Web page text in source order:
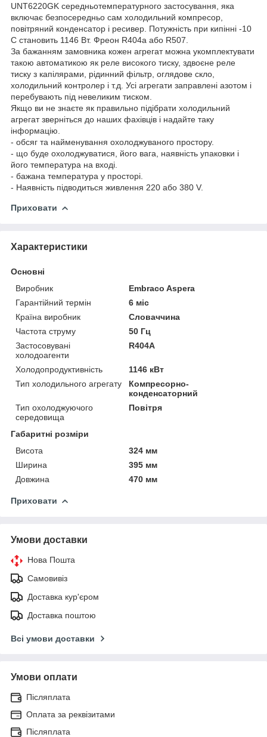
UNT6220GK середньотемпературного застосування, яка
включає безпосередньо сам холодильний компресор,
повітряний конденсатор і ресивер. Потужність при кипінні -10
С становить 1146 Вт. Фреон R404a або R507.
За бажанням замовника кожен агрегат можна укомплектувати
такою автоматикою як реле високого тиску, здвоєне реле
тиску з капілярами, рідинний фільтр, оглядове скло,
холодильний контролер і т.д. Усі агрегати заправлені азотом і
перебувають під невеликим тиском.
Якщо ви не знаєте як правильно підібрати холодильний
агрегат зверніться до наших фахівців і надайте таку
інформацію.
- обсяг та найменування охолоджуваного простору.
- що буде охолоджуватися, його вага, наявність упаковки і
його температура на вході.
- бажана температура у просторі.
- Наявність підводиться живлення 220 або 380 V.
Приховати
Характеристики
Основні
Виробник
Embraco Aspera
Гарантійний термін
6 міс
Країна виробник
Словаччина
Частота струму
50 Гц
Застосовувані
холодоагенти
R404A
Холодопродуктивність
1146 кВт
Тип холодильного агрегату
Компресорно-
конденсаторний
Тип охолоджуючого
середовища
Повітря
Габаритні розміри
Висота
324 мм
Ширина
395 мм
Довжина
470 мм
Приховати
Умови доставки
Нова Пошта
Самовивіз
Доставка кур'єром
Доставка поштою
Всі умови доставки
Умови оплати
Післяплата
Оплата за реквізитами
Післяплата